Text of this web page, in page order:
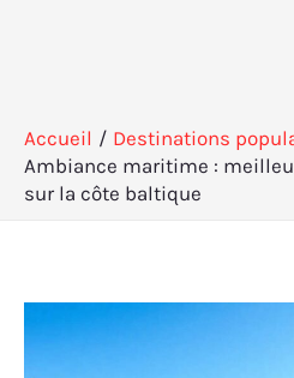
Accueil
Destinations
Ambiance maritime :
sur la côte baltique